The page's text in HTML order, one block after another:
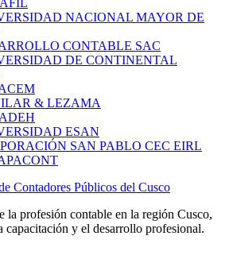
Contadores Públicos del Cusco
la profesión contable en la región Cusco,
capacitación y el desarrollo profesional.